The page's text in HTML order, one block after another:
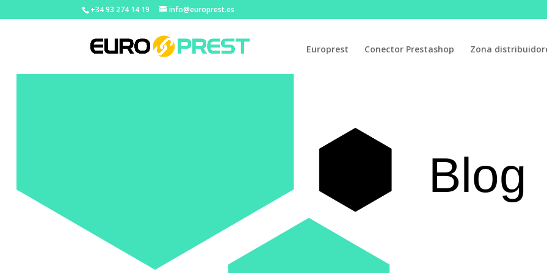
+34 93 274 14 19 info@europrest.es
Europrest Conector Prestashop Zona
Blog